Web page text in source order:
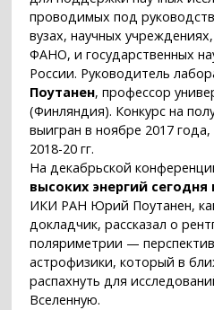
проводимых под
вузах, научных
ФАНО, и государственных
России. Руководитель
Поутанен, профессор
(Финляндия). Конкурс на
выигран в ноябре 2017
2018-20 гг.
На декабрьской
высоких энергий сегодня
ИКИ РАН Юрий Поутанен,
докладчик, рассказал о
поляриметрии —
астрофизики, который в
распахнуть для
Вселенную.